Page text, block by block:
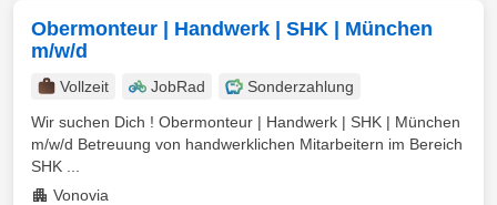
Obermonteur | Handwerk | SHK | München
m/w/d
Vollzeit JobRad
Sonderzahlung
Wir suchen Dich ! Obermonteur | Handwerk | SHK | München
m/w/d Betreuung von handwerklichen Mitarbeitern im Bereich
SHK ...
Vonovia